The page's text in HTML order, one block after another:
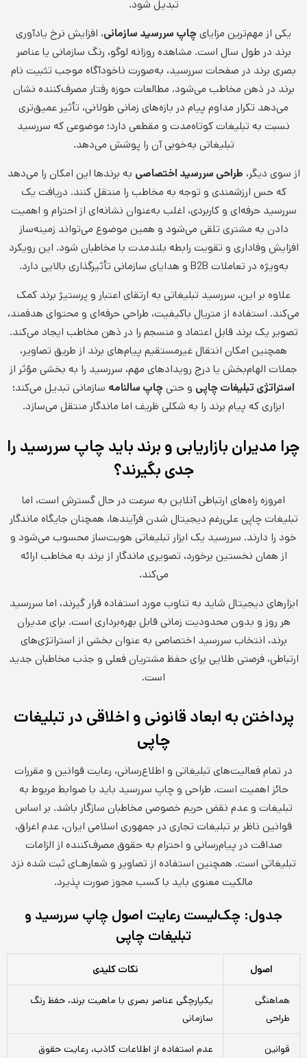
تبدیل شود.
یکی از مهم‌ترین مزایایچاپ سررسید سازمانی، افزایش نرخ یادآوری
برند در طول سال است. مشاهده روزانه لوگو، رنگ سازمانی یا عناصر
بصری برند در صفحات سررسید، به‌صورت ناخودآگاه موجب تثبیت نام
برند در ذهن مخاطب می‌شود. مطالعات حوزه رفتار مصرف‌کننده نشان
می‌دهد تکرار مداوم پیام در بازه‌های زمانی طولانی، تأثیر عمیق‌تری
نسبت به تبلیغات کوتاه‌مدت و مقطعی دارد؛ موضوعی که سررسید
تبلیغاتی به‌خوبی آن را پوشش می‌دهد.
از سوی دیگر، طراحی سررسید اختصاصی به برندها این امکان را می‌دهد
که حس ارزشمندی و توجه به مخاطب را منتقل کنند. دریافت یک
سررسید حرفه‌ای و کاربردی، اغلب به‌عنوان نشانه‌ای از احترام و اهمیت
دادن به مشتری تلقی می‌شود و همین موضوع می‌تواند زمینه‌ساز
افزایش وفاداری و تقویت رابطه بلندمدت با مخاطبان شود. این رویکرد
به‌ویژه در تعاملات B2B و هدایای سازمانی تأثیرگذاری بالایی دارد.
علاوه بر این، سررسید تبلیغاتی به ارتقای اعتبار و پرستیژ برند کمک
می‌کند. استفاده از متریال باکیفیت، طراحی حرفه‌ای و محتوای هدفمند،
تصویر یک برند قابل اعتماد و منسجم را در ذهن مخاطب ایجاد می‌کند.
همچنین امکان انتقال غیرمستقیم پیام‌های برند از طریق تصاویر،
جملات الهام‌بخش یا درج رویدادهای مهم، سررسید را به بخشی مؤثر از
استراتژی تبلیغات چاپی و حتیچاپ سالنامه سازمانی تبدیل می‌کند؛
ابزاری که پیام برند را به شکلی ظریف اما ماندگار منتقل می‌سازد.
چرا مدیران بازاریابی و برند باید چاپ سررسید را
جدی بگیرند؟
امروزه راه‌های ارتباطی آنلاین به سرعت در حال گسترش است، اما
تبلیغات چاپی علی‌رغم دیجیتال شدن فرآیندها، همچنان جایگاه ماندگار
خود را دارند. سررسید یک ابزار تبلیغاتی هویت‌ساز محسوب می‌شود و
از همان نخستین برخورد، تصویری ماندگار از برند به مخاطب ارائه
می‌کند.
ابزارهای دیجیتال شاید به تناوب مورد استفاده قرار گیرند، اما سررسید
هر روز و بدون محدودیت زمانی قابل بهره‌برداری است. برای مدیران
برند، انتخاب سررسید اختصاصی به عنوان بخشی از استراتژی‌های
ارتباطی، فرصتی طلایی برای حفظ مشتریان فعلی و جذب مخاطبان جدید
است.
پرداختن به ابعاد قانونی و اخلاقی در تبلیغات
چاپی
در تمام فعالیت‌های تبلیغاتی و اطلاع‌رسانی، رعایت قوانین و مقررات
حائز اهمیت است. طراحی و چاپ سررسید باید با ضوابط مربوط به
تبلیغات و عدم نقض حریم خصوصی مخاطبان سازگار باشد. بر اساس
قوانین ناظر بر تبلیغات تجاری در جمهوری اسلامی ایران، عدم اغراق،
صداقت در پیام‌رسانی و احترام به حقوق مصرف‌کننده از الزامات
تبلیغاتی است. همچنین استفاده از تصاویر و شعارهـای ثبت شده نزد
مالکیت معنوی باید با کسب مجوز صورت پذیرد.
جدول: چک‌لیست رعایت اصول چاپ سررسید و
تبلیغات چاپی
اصول نکات کلیدی
هماهنگی
طراحی
یکپارچگی عناصر بصری با ماهیت برند، حفظ رنگ
سازمانی
قوانین
عدم استفاده از اطلاعات کاذب، رعایت حقوق